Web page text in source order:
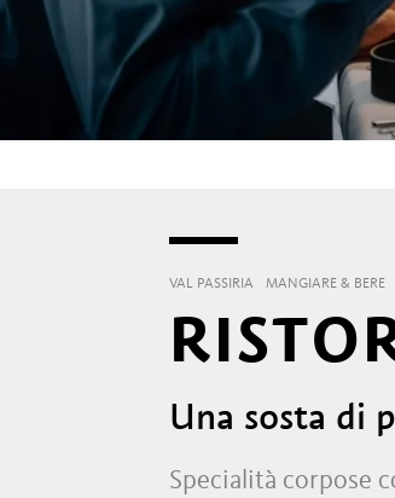
VAL PASSIRIA MANGIARE & BERE
Una sosta di
Specialità corpose